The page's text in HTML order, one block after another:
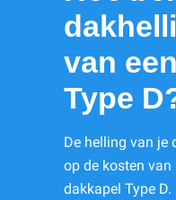
van
Type
De helling van je
op de kosten
dakkapel Type